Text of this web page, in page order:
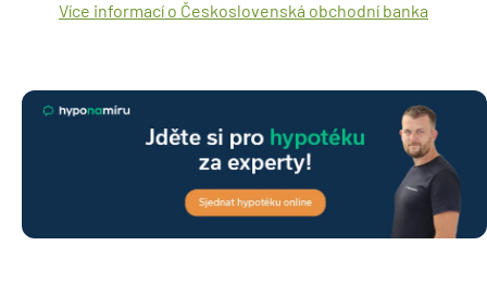
Více informací o Československá obchodní banka